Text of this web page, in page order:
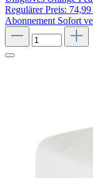
Regulärer Preis: 74,99
Abonnement Sofort